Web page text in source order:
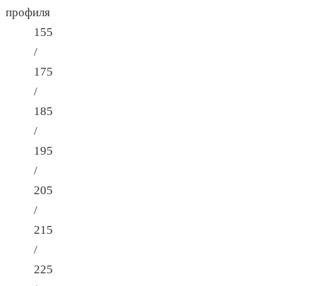
профиля
155
/
175
/
185
/
195
/
205
/
215
/
225